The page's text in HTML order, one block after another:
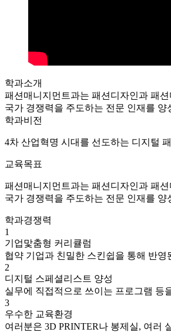
학과소개
패션매니지먼트과는 패션디자인과 패
국가 경쟁력을 주도하는 전문 인재를 양
학과비전
4차 산업혁명 시대를 선도하는 디지털
교육목표
패션매니지먼트과는 패션디자인과 패
국가 경쟁력을 주도하는 전문 인재를 양
학과경쟁력
1
기업맟춤형 커리큘럼
협약 기업과 친밀한 스킨쉽을 통해 반
2
디지털 스페셜리스트 양성
실무에 직접적으로 쓰이는 프로그램 등
3
우수한 교육환경
여러분은 3D PRINTER나 봉제실, 여러